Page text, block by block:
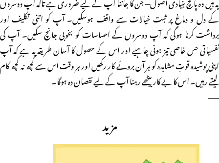
کے دل و دماغ پر ثبت خیالات سے واقف ہوسکیں۔ آپ کو اتنی تکلیف اور
برداشت کرنا ہوگی کہ آپ دوسروں کے احساسات کو بخوبی جانچ سکیں۔ آپ کی
نفسیاتی حس خاصی تیز ہونی چاہیے اور اس کے حصول کا آسان طریقہ یہ ہے کہ آپ
اپنی پوشیدہ قوتِ مشاہدہ کو ہر آن بروئے کار رکھیں اور ہر وقت اس سے کچھ نہ کچھ کام
لیتے رہیں۔ اس کا بے کار بیٹھے رہنا آپ کے لیے نقصان دہ ہوگا۔
——
مزید